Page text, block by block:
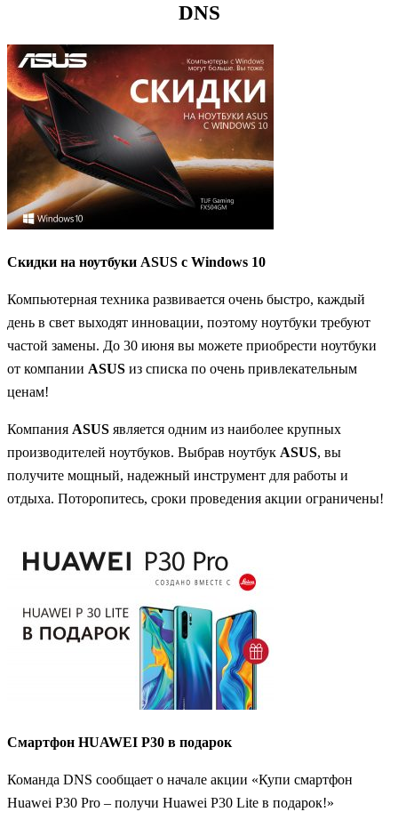
DNS
Скидки на ноутбуки ASUS с Windows 10
Компьютерная техника развивается очень быстро, каждый
день в свет выходят инновации, поэтому ноутбуки требуют
частой замены. До 30 июня вы можете приобрести ноутбуки
от компании ASUS из списка по очень привлекательным
ценам!
Компания ASUS является одним из наиболее крупных
производителей ноутбуков. Выбрав ноутбук ASUS, вы
получите мощный, надежный инструмент для работы и
отдыха. Поторопитесь, сроки проведения акции ограничены!
Смартфон HUAWEI P30 в подарок
Команда DNS сообщает о начале акции «Купи смартфон
Huawei P30 Pro – получи Huawei P30 Lite в подарок!»